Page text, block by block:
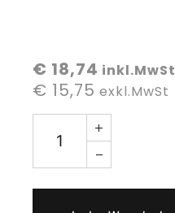
€ 18,74 inkl.MwSt
€ 15,75 exkl.MwSt